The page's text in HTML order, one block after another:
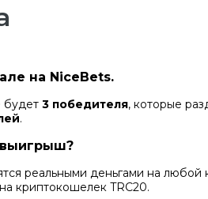
на NiceBets.
будет 3 победителя, которые
.
реальными деньгами на
криптокошелек TRC20.